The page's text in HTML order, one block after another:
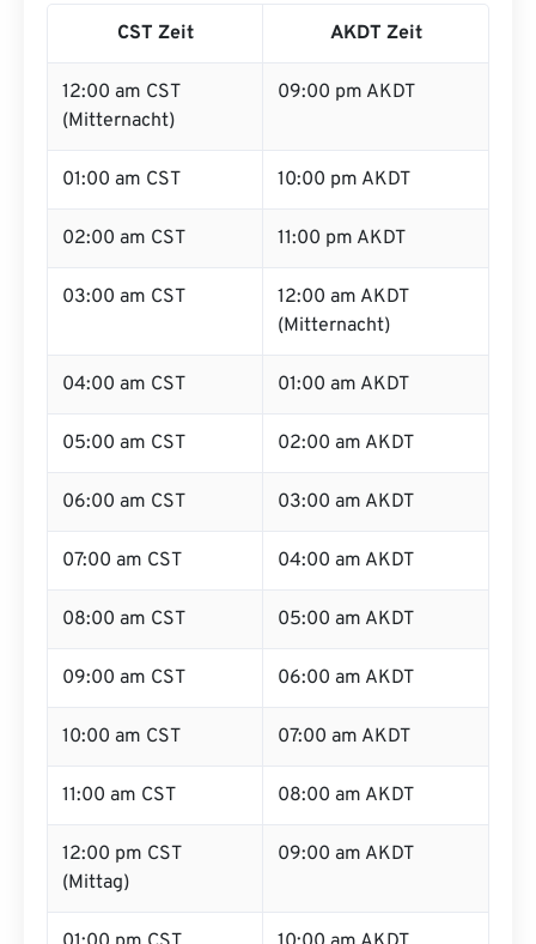
CST Zeit AKDT Zeit
12:00 am CST
(Mitternacht)
09:00 pm AKDT
01:00 am CST 10:00 pm AKDT
02:00 am CST 11:00 pm AKDT
03:00 am CST
12:00 am AKDT
(Mitternacht)
04:00 am CST 01:00 am AKDT
05:00 am CST 02:00 am AKDT
06:00 am CST 03:00 am AKDT
07:00 am CST 04:00 am AKDT
08:00 am CST 05:00 am AKDT
09:00 am CST 06:00 am AKDT
10:00 am CST 07:00 am AKDT
11:00 am CST 08:00 am AKDT
12:00 pm CST
(Mittag)
09:00 am AKDT